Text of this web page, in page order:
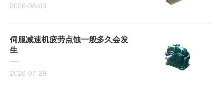
2026-08-03
伺服减速机疲劳点蚀一般多久会发
生
2026-07-29